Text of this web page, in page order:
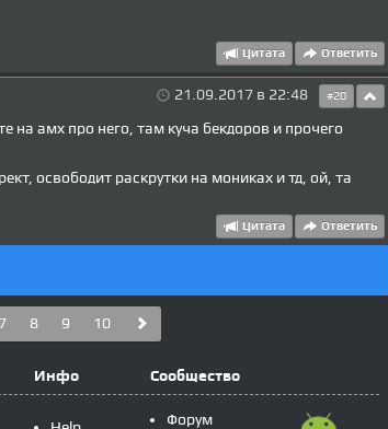
Ответить
Цитата
21.09.2017 в 22:48 #20
на амх про него, там куча бекдоров и прочего
освободит раскрутки на мониках и тд, ой, та
Ответить
Цитата
7 8 9 10
Инфо Сообщество
Форум